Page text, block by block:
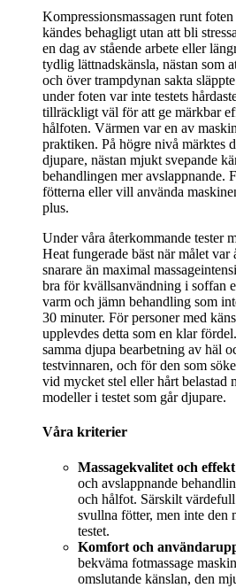
Kompressionsmassagen runt
kändes behagligt utan att bli
en dag av stående arbete eller
tydlig lättnadskänsla, nästan som
och över trampdynan sakta
under foten var inte testets
tillräckligt väl för att ge märkbar
hålfoten. Värmen var en av
praktiken. På högre nivå märktes
djupare, nästan mjukt svepande
behandlingen mer avslappnande.
fötterna eller vill använda
plus.
Under våra återkommande tester
Heat fungerade bäst när målet
snarare än maximal
bra för kvällsanvändning i soffan
varm och jämn behandling som
30 minuter. För personer med
upplevdes detta som en klar
samma djupa bearbetning av häl
testvinnaren, och för den som
vid mycket stel eller hårt belastad
modeller i testet som går djupare.
Våra kriterier
Massagekvalitet och
och avslappnande
och hålfot. Särskilt
svullna fötter, men inte den
testet.
Komfort och
bekväma fotmassage
omslutande känslan, den